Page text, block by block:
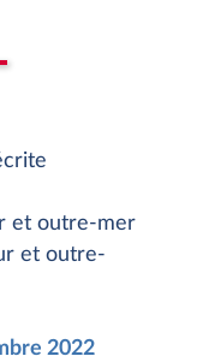
et outre-mer
et outre-
2022